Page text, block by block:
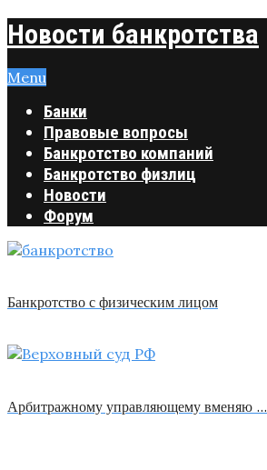
Новости банкротства
Menu
Банки
Правовые вопросы
Банкротство компаний
Банкротство физлиц
Новости
Форум
Банкротство с физическим лицом
Арбитражному управляющему вменяю …